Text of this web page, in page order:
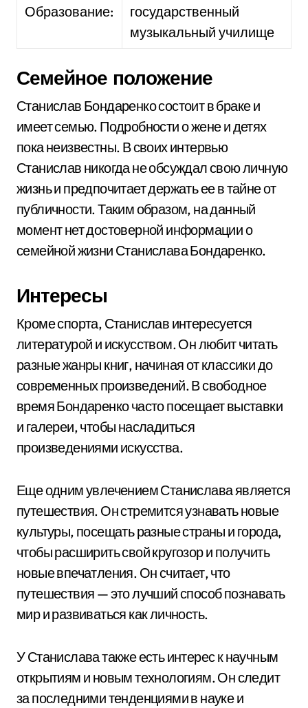
Образование:
государственный
музыкальный училище
Семейное положение
Станислав Бондаренко состоит в браке и
имеет семью. Подробности о жене и детях
пока неизвестны. В своих интервью
Станислав никогда не обсуждал свою личную
жизнь и предпочитает держать ее в тайне от
публичности. Таким образом, на данный
момент нет достоверной информации о
семейной жизни Станислава Бондаренко.
Интересы
Кроме спорта, Станислав интересуется
литературой и искусством. Он любит читать
разные жанры книг, начиная от классики до
современных произведений. В свободное
время Бондаренко часто посещает выставки
и галереи, чтобы насладиться
произведениями искусства.
Еще одним увлечением Станислава является
путешествия. Он стремится узнавать новые
культуры, посещать разные страны и города,
чтобы расширить свой кругозор и получить
новые впечатления. Он считает, что
путешествия — это лучший способ познавать
мир и развиваться как личность.
У Станислава также есть интерес к научным
открытиям и новым технологиям. Он следит
за последними тенденциями в науке и